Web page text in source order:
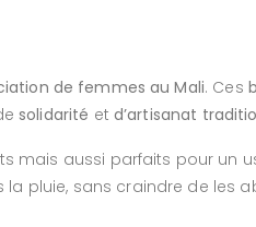
de femmes au Mali. Ces
solidarité et d’artisanat
mais aussi parfaits pour un
pluie, sans craindre de les